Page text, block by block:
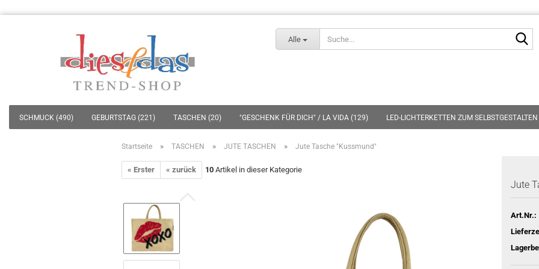
Alle
SCHMUCK (490) GEBURTSTAG (221) TASCHEN (20) "GESCHENK FÜR DICH" / LA VIDA (129) LED-LICHTERKETTEN ZUM
Startseite » TASCHEN » JUTE TASCHEN » Jute Tasche "Kussmund"
« Erster « zurück 10 Artikel in dieser Kategorie
Jute
Art.Nr.: